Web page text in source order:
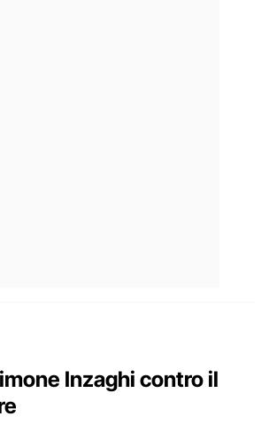
Inzaghi contro il